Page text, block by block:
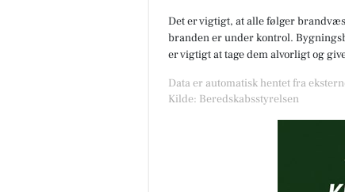
Det er vigtigt, at alle følger
branden er under kontrol.
er vigtigt at tage dem alvorligt og
Data er automatisk hentet fra
Kilde: Beredskabsstyrelsen